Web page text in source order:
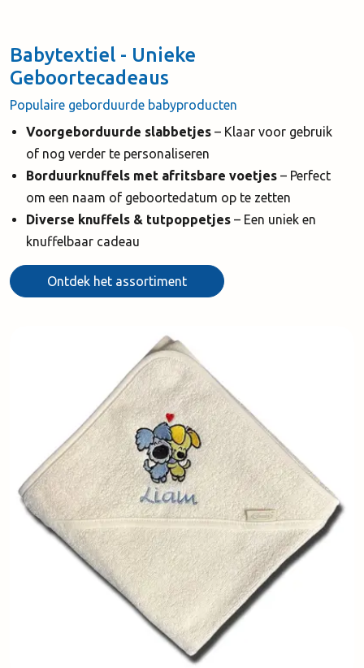
Babytextiel - Unieke
Geboortecadeaus
Populaire geborduurde babyproducten
Voorgeborduurde slabbetjes – Klaar voor gebruik
of nog verder te personaliseren
Borduurknuffels met afritsbare voetjes – Perfect
om een naam of geboortedatum op te zetten
Diverse knuffels & tutpoppetjes – Een uniek en
knuffelbaar cadeau
Ontdek het assortiment